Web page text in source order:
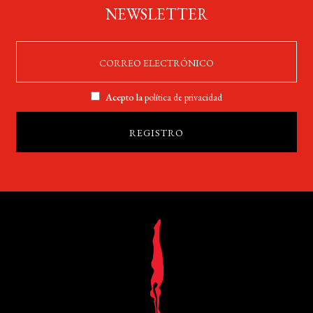
NEWSLETTER
Acepto lapolítica de privacidad